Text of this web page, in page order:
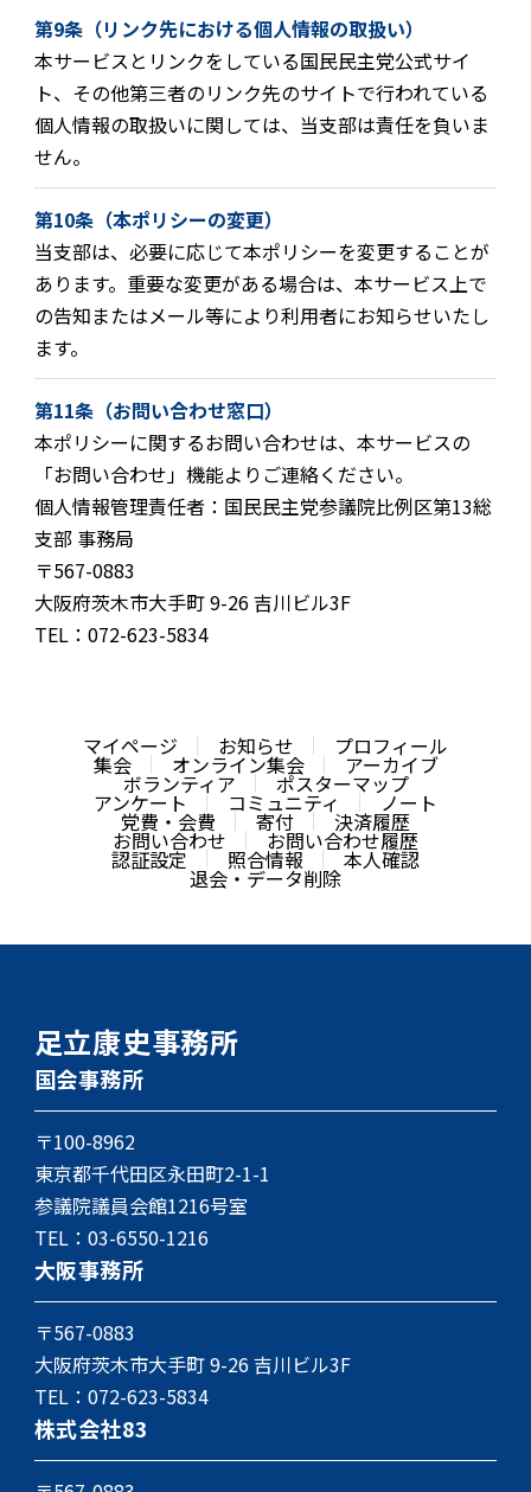
第9条（リンク先における個人情報の取扱い）
本サービスとリンクをしている国民民主党公式サイ
ト、その他第三者のリンク先のサイトで行われている
個人情報の取扱いに関しては、当支部は責任を負いま
せん。
第10条（本ポリシーの変更）
当支部は、必要に応じて本ポリシーを変更することが
あります。重要な変更がある場合は、本サービス上で
の告知またはメール等により利用者にお知らせいたし
ます。
第11条（お問い合わせ窓口）
本ポリシーに関するお問い合わせは、本サービスの
「お問い合わせ」機能よりご連絡ください。
個人情報管理責任者：国民民主党参議院比例区第13総
支部 事務局
〒567-0883
大阪府茨木市大手町 9-26 吉川ビル3F
TEL：072-623-5834
マイページ お知らせ プロフィール
集会 オンライン集会 アーカイブ
ボランティア ポスターマップ
アンケート コミュニティ ノート
党費・会費 寄付 決済履歴
お問い合わせ お問い合わせ履歴
認証設定 照合情報 本人確認
退会・データ削除
足立康史事務所
国会事務所
〒100-8962
東京都千代田区永田町2-1-1
参議院議員会館1216号室
TEL： 03-6550-1216
大阪事務所
〒567-0883
大阪府茨木市大手町 9-26 吉川ビル3F
TEL： 072-623-5834
株式会社83